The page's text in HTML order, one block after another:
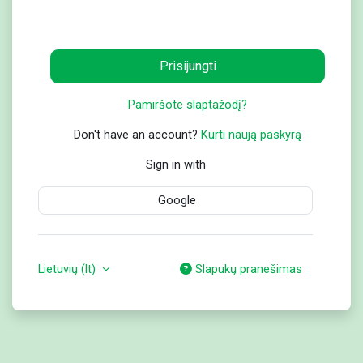
Prisijungti
Pamiršote slaptažodį?
Don't have an account? Kurti naują paskyrą
Sign in with
Google
Lietuvių ‎(lt)‎ Slapukų pranešimas